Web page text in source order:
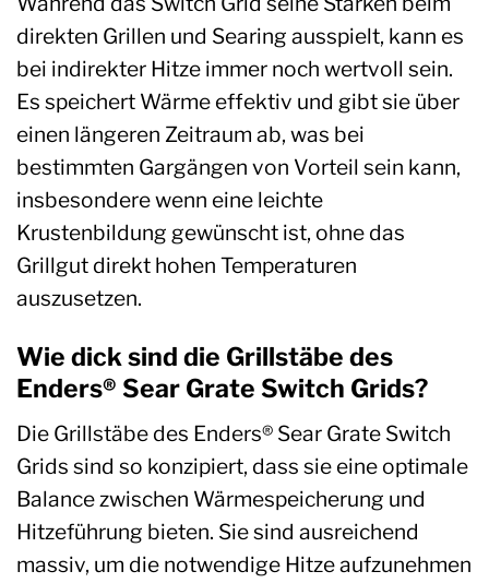
direkten Grillen und Searing ausspielt, kann es
bei indirekter Hitze immer noch wertvoll sein.
Es speichert Wärme effektiv und gibt sie über
einen längeren Zeitraum ab, was bei
bestimmten Gargängen von Vorteil sein kann,
insbesondere wenn eine leichte
Krustenbildung gewünscht ist, ohne das
Grillgut direkt hohen Temperaturen
auszusetzen.
Wie dick sind die Grillstäbe des
Enders® Sear Grate Switch Grids?
Die Grillstäbe des Enders® Sear Grate Switch
Grids sind so konzipiert, dass sie eine optimale
Balance zwischen Wärmespeicherung und
Hitzeführung bieten. Sie sind ausreichend
massiv, um die notwendige Hitze aufzunehmen